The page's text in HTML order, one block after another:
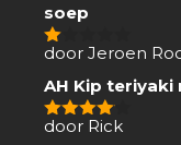
soep
1
5
door Jeroen
AH Kip
4van 5
door Rick